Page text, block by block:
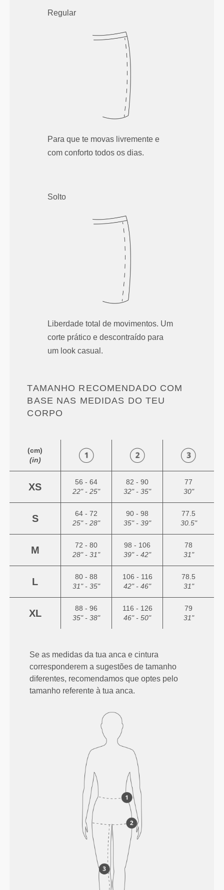
Regular
Para que te movas livremente e
com conforto todos os dias.
Solto
Liberdade total de movimentos. Um
corte prático e descontraído para
um look casual.
TAMANHO RECOMENDADO COM
BASE NAS MEDIDAS DO TEU
CORPO
(cm)
(in)
XS
56 - 64
22" - 25"
82 - 90
32" - 35"
77
30"
S
64 - 72
25" - 28"
90 - 98
35" - 39"
77.5
30.5"
M
72 - 80
28" - 31"
98 - 106
39" - 42"
78
31"
L
80 - 88
31" - 35"
106 - 116
42" - 46"
78.5
31"
XL
88 - 96
35" - 38"
116 - 126
46" - 50"
79
31"
Se as medidas da tua anca e cintura
corresponderem a sugestões de tamanho
diferentes, recomendamos que optes pelo
tamanho referente à tua anca.